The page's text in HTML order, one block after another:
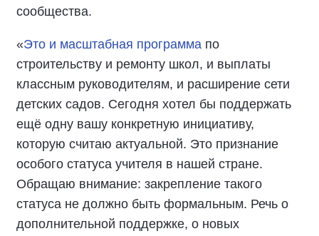
сообщества.
«Это и масштабная программа по
строительству и ремонту школ, и выплаты
классным руководителям, и расширение сети
детских садов. Сегодня хотел бы поддержать
ещё одну вашу конкретную инициативу,
которую считаю актуальной. Это признание
особого статуса учителя в нашей стране.
Обращаю внимание: закрепление такого
статуса не должно быть формальным. Речь о
дополнительной поддержке, о новых